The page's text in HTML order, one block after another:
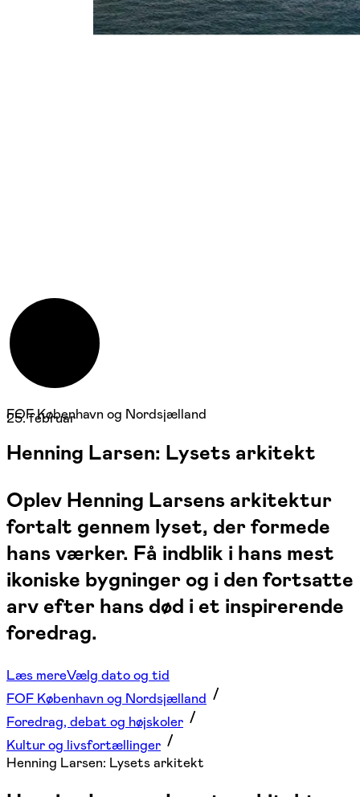
25. februar
FOF København og Nordsjælland
Henning Larsen: Lysets arkitekt
Oplev Henning Larsens arkitektur
fortalt gennem lyset, der formede
hans værker. Få indblik i hans mest
ikoniske bygninger og i den fortsatte
arv efter hans død i et inspirerende
foredrag.
Læs mereVælg dato og tid
FOF København og Nordsjælland
Foredrag, debat og højskoler
Kultur og livsfortællinger
Henning Larsen: Lysets arkitekt